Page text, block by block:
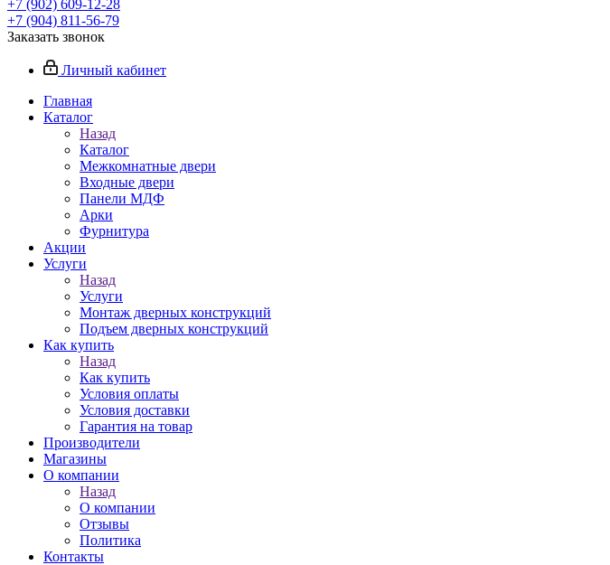
+7 (902) 609-12-28
+7 (904) 811-56-79
Заказать звонок
Личный кабинет
Главная
Каталог
Назад
Каталог
Межкомнатные двери
Входные двери
Панели МДФ
Арки
Фурнитура
Акции
Услуги
Назад
Услуги
Монтаж дверных конструкций
Подъем дверных конструкций
Как купить
Назад
Как купить
Условия оплаты
Условия доставки
Гарантия на товар
Производители
Магазины
О компании
Назад
О компании
Отзывы
Политика
Контакты